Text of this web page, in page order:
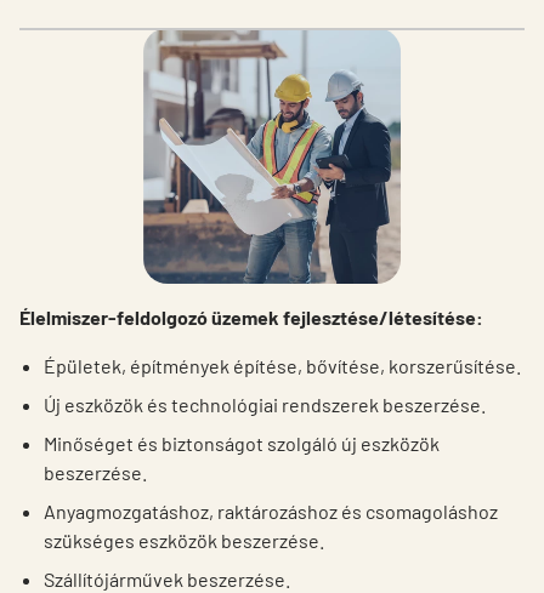
Élelmiszer-feldolgozó üzemek fejlesztése/létesítése:
Épületek, építmények építése, bővítése, korszerűsítése.
Új eszközök és technológiai rendszerek beszerzése.
Minőséget és biztonságot szolgáló új eszközök
beszerzése.
Anyagmozgatáshoz, raktározáshoz és csomagoláshoz
szükséges eszközök beszerzése.
Szállítójárművek beszerzése.